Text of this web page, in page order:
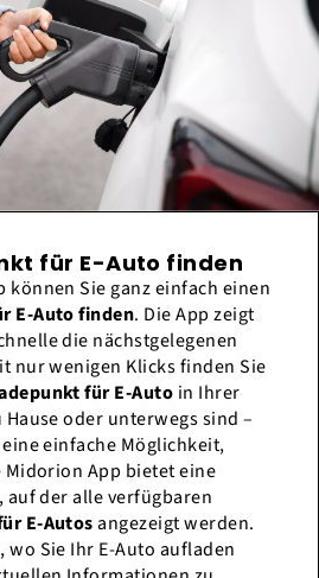
für E-Auto finden
können Sie ganz einfach einen
E-Auto finden. Die App zeigt
die nächstgelegenen
nur wenigen Klicks finden Sie
für E-Auto in Ihrer
Hause oder unterwegs sind –
einfache Möglichkeit,
Midorion App bietet eine
der alle verfügbaren
E-Autosangezeigt werden.
wo Sie Ihr E-Auto aufladen